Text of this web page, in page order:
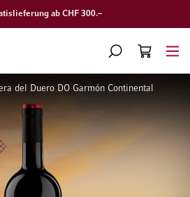
ab CHF 300.–
SUCHE
WARENKORB
del Duero DO Garmón Continental
Ende der Bildgalerie springen